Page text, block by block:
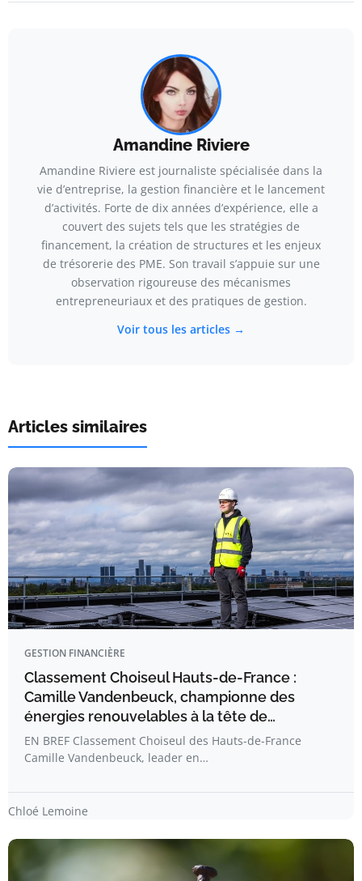
Amandine Riviere
Amandine Riviere est journaliste spécialisée dans la
vie d’entreprise, la gestion financière et le lancement
d’activités. Forte de dix années d’expérience, elle a
couvert des sujets tels que les stratégies de
financement, la création de structures et les enjeux
de trésorerie des PME. Son travail s’appuie sur une
observation rigoureuse des mécanismes
entrepreneuriaux et des pratiques de gestion.
Voir tous les articles →
Articles similaires
GESTION FINANCIÈRE
Classement Choiseul Hauts-de-France :
Camille Vandenbeuck, championne des
énergies renouvelables à la tête de…
EN BREF Classement Choiseul des Hauts-de-France
Camille Vandenbeuck, leader en…
Chloé Lemoine